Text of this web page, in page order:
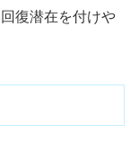
復潜在を付けや